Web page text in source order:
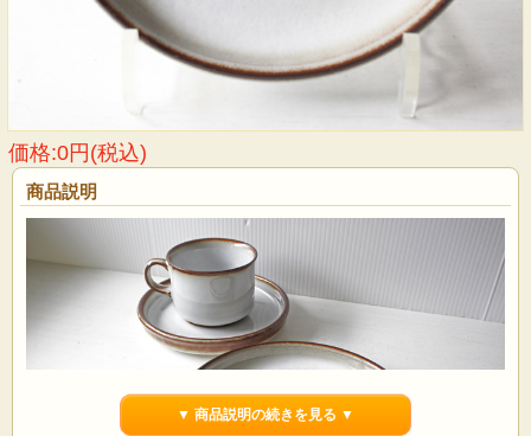
価格:0円(税込)
商品説明
▼ 商品説明の続きを見る ▼